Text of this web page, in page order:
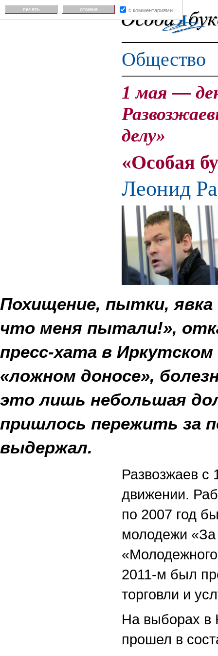
Общество
1 мая —
делу»
«Особая
Леонид
Похищение, пытки, явка
что меня пытали!»,
пресс-хата в
«ложном доносе»,
это лишь небольшая
пришлось пережить за
выдержал.
Развозжаев с
движении.
по 2007 год
молодежи «За
2011-м был
торговли и
На выборах в
прошел в
печать отмена с комментариями